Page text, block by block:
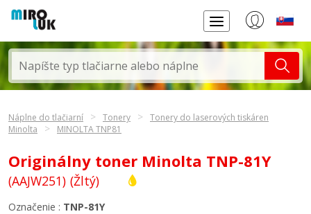
Náplne do tlačiarní Tonery
Tonery do laserových tiskáren
Minolta
MINOLTA TNP81
Originálny toner Minolta TNP-81Y
(AAJW251) (Žltý)
Označenie : TNP-81Y